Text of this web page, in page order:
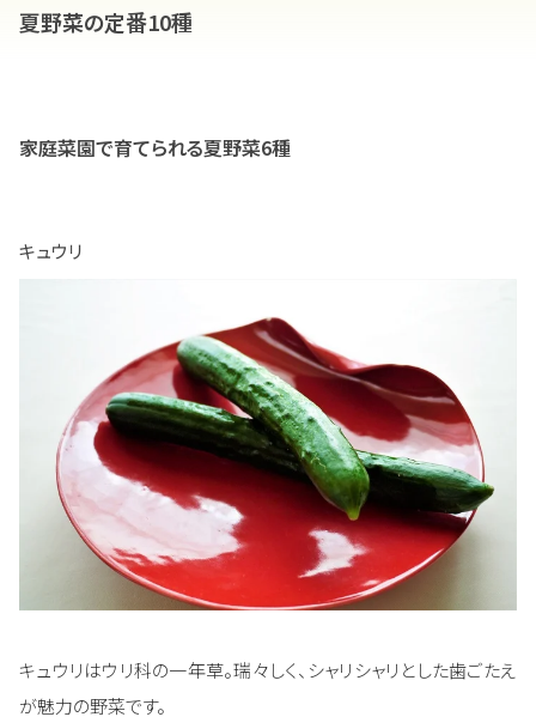
夏野菜の定番10種
家庭菜園で育てられる夏野菜6種
キュウリ
キュウリはウリ科の一年草。瑞々しく、シャリシャリとした歯ごたえ
が魅力の野菜です。